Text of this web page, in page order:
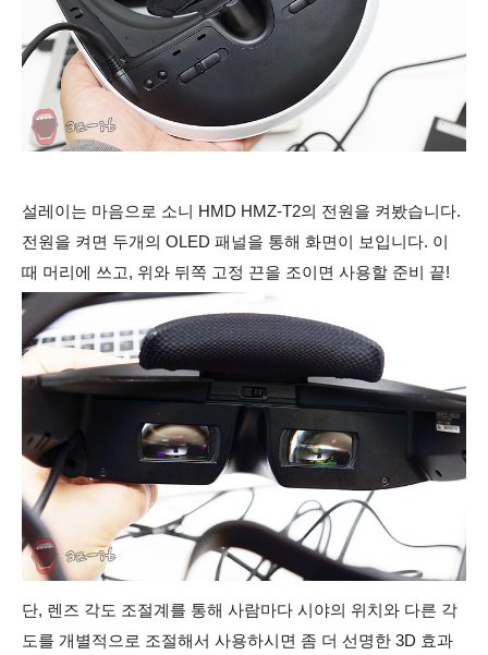
설레이는 마음으로 소니 HMD HMZ-T2의 전원을 켜봤습니다.
전원을 켜면 두개의 OLED 패널을 통해 화면이 보입니다. 이
때 머리에 쓰고, 위와 뒤쪽 고정 끈을 조이면 사용할 준비 끝!
단, 렌즈 각도 조절계를 통해 사람마다 시야의 위치와 다른 각
도를 개별적으로 조절해서 사용하시면 좀 더 선명한 3D 효과